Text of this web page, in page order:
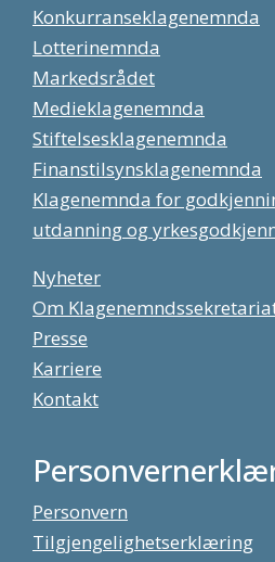
Konkurranseklagenemnda
Lotterinemnda
Markedsrådet
Medieklagenemnda
Stiftelsesklagenemnda
Finanstilsynsklagenemnda
Klagenemnda for
utdanning og
Nyheter
Om
Presse
Karriere
Kontakt
Personvern
Tilgjengelighetserklæring